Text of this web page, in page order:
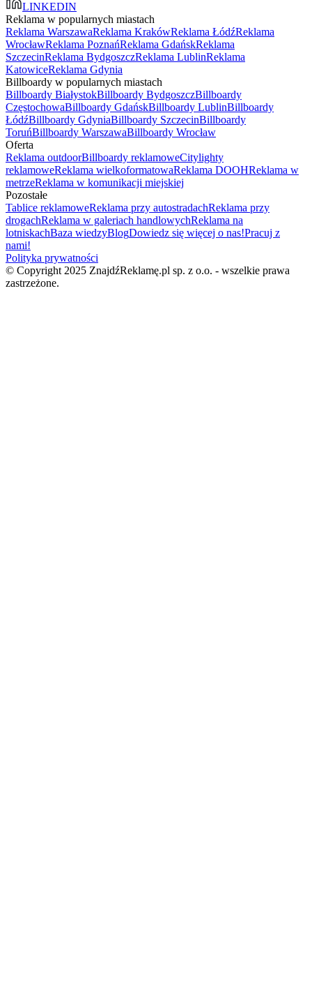
LINKEDIN
Reklama w popularnych miastach
Reklama WarszawaReklama KrakówReklama ŁódźReklama
WrocławReklama PoznańReklama GdańskReklama
SzczecinReklama BydgoszczReklama LublinReklama
KatowiceReklama Gdynia
Billboardy w popularnych miastach
Billboardy BiałystokBillboardy BydgoszczBillboardy
CzęstochowaBillboardy GdańskBillboardy LublinBillboardy
ŁódźBillboardy GdyniaBillboardy SzczecinBillboardy
ToruńBillboardy WarszawaBillboardy Wrocław
Oferta
Reklama outdoorBillboardy reklamoweCitylighty
reklamoweReklama wielkoformatowaReklama DOOHReklama w
metrzeReklama w komunikacji miejskiej
Pozostałe
Tablice reklamoweReklama przy autostradachReklama przy
drogachReklama w galeriach handlowychReklama na
lotniskachBaza wiedzyBlogDowiedz się więcej o nas!Pracuj z
nami!
Polityka prywatności
© Copyright 2025 ZnajdźReklamę.pl sp. z o.o. - wszelkie prawa
zastrzeżone.